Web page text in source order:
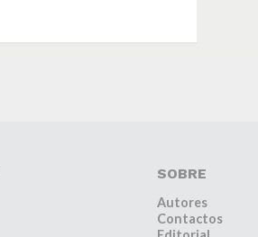
SOBRE
Autores
Contactos